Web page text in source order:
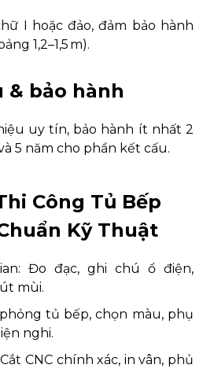
I hoặc đảo, đảm bảo hành
1,2–1,5 m).
& bảo hành
uy tín, bảo hành ít nhất 2
5 năm cho phần kết cấu.
Công Tủ Bếp
Kỹ Thuật
Đo đạc, ghi chú ổ điện,
mùi.
tủ bếp, chọn màu, phụ
nghi.
CNC chính xác, in vân, phủ